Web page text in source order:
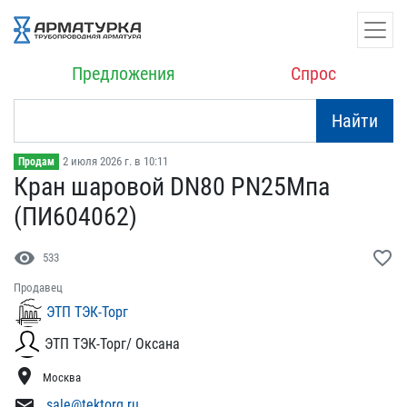
Предложения Спрос
Найти
Продам 2 июля 2026 г. в 10:11
Кран шаровой DN80 PN25Мп​а
(ПИ604062)
visibility 533 favorite_border
Продавец
ЭТП ТЭК-Торг
ЭТП ТЭК-Торг/ Оксана
location_on Москва